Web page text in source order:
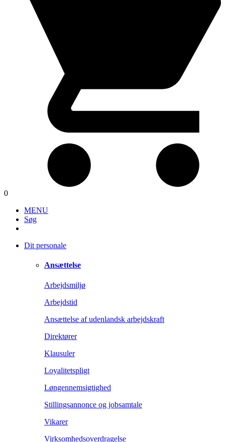
0
MENU
Søg
Dit personale
Ansættelse
Arbejdsmiljø
Arbejdstid
Ansættelse af udenlandsk arbejdskraft
Direktører
Klausuler
Loyalitetspligt
Løngennemsigtighed
Stillingsannonce og jobsamtale
Vikarer
Virksomhedsoverdragelse